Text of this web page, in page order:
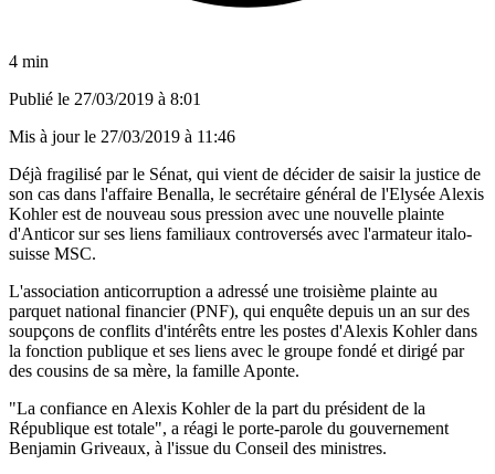
4 min
Publié le 27/03/2019 à 8:01
Mis à jour le 27/03/2019 à 11:46
Déjà fragilisé par le Sénat, qui vient de décider de saisir la justice de
son cas dans l'affaire Benalla, le secrétaire général de l'Elysée Alexis
Kohler est de nouveau sous pression avec une nouvelle plainte
d'Anticor sur ses liens familiaux controversés avec l'armateur italo-
suisse MSC.
L'association anticorruption a adressé une troisième plainte au
parquet national financier (PNF), qui enquête depuis un an sur des
soupçons de conflits d'intérêts entre les postes d'Alexis Kohler dans
la fonction publique et ses liens avec le groupe fondé et dirigé par
des cousins de sa mère, la famille Aponte.
"La confiance en Alexis Kohler de la part du président de la
République est totale", a réagi le porte-parole du gouvernement
Benjamin Griveaux, à l'issue du Conseil des ministres.